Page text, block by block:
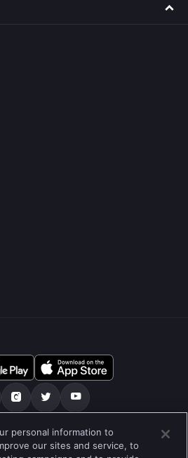
ที่พบบ่อย นโยบายความเป็นส่วนตัว
personal information to
our sites and service, to